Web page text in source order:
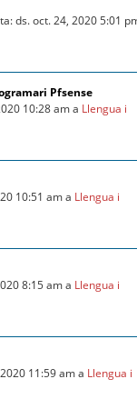
ds. oct. 24, 2020 5:01
Pfsense
10:28 am a Llengua i
10:51 am a Llengua i
8:15 am a Llengua i
11:59 am a Llengua i